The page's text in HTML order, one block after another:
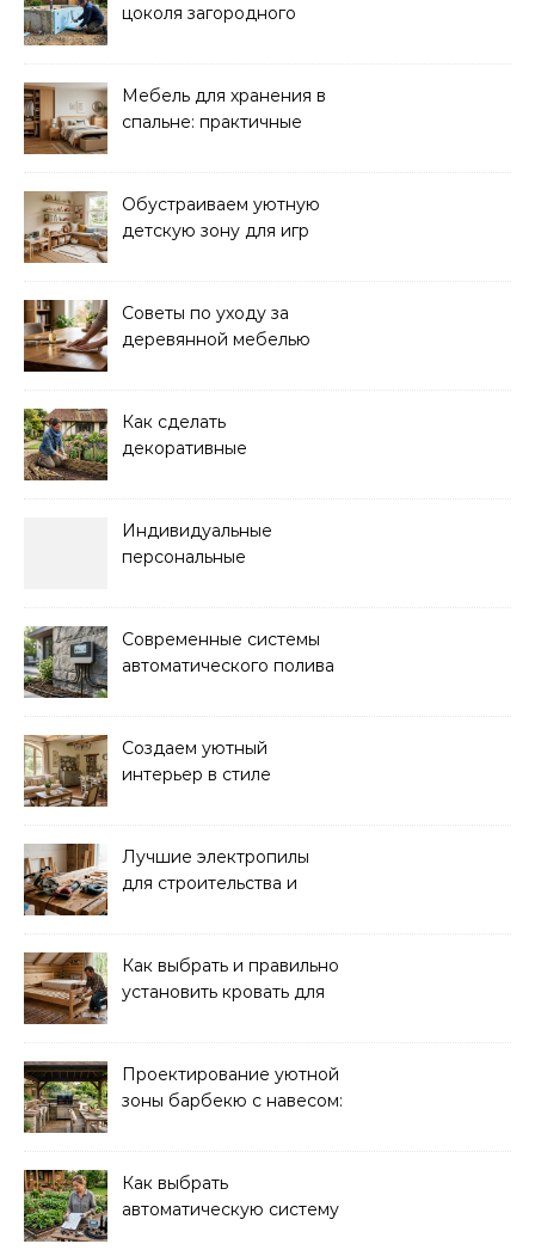
цоколя загородного
Мебель для хранения в
спальне: практичные
Обустраиваем уютную
детскую зону для игр
Советы по уходу за
деревянной мебелью
Как сделать
декоративные
пошаговая инструкция
Индивидуальные
персональные
Современные системы
автоматического полива
Создаем уютный
интерьер в стиле
Лучшие электропилы
для строительства и
Как выбрать и правильно
установить кровать для
Проектирование уютной
зоны барбекю с навесом:
Как выбрать
автоматическую систему